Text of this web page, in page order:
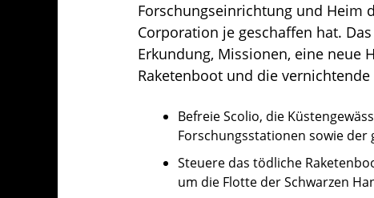
Forschungseinrichtung und Heim
Corporation je geschaffen hat.
Erkundung, Missionen, eine neue
Raketenboot und die vernichtende
Befreie Scolio, die
Forschungsstationen sowie der
Steuere das tödliche
um die Flotte der Schwarzen